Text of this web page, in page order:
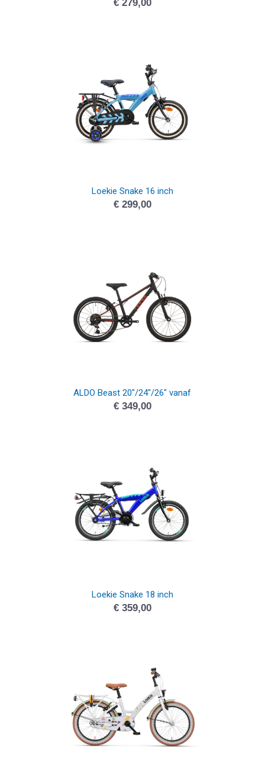
€279,00
Loekie Snake 16 inch
€299,00
ALDO Beast 20″/24″/26″ vanaf
€349,00
Loekie Snake 18 inch
€359,00